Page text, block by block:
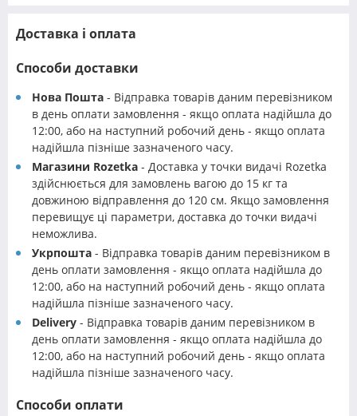
Доставка і оплата
Способи доставки
Нова Пошта - Відправка товарів даним перевізником
в день оплати замовлення - якщо оплата надійшла до
12:00, або на наступний робочий день - якщо оплата
надійшла пізніше зазначеного часу.
Магазини Rozetka - Доставка у точки видачі Rozetka
здійснюється для замовлень вагою до 15 кг та
довжиною відправлення до 120 см. Якщо замовлення
перевищує ці параметри, доставка до точки видачі
неможлива.
Укрпошта - Відправка товарів даним перевізником в
день оплати замовлення - якщо оплата надійшла до
12:00, або на наступний робочий день - якщо оплата
надійшла пізніше зазначеного часу.
Delivery - Відправка товарів даним перевізником в
день оплати замовлення - якщо оплата надійшла до
12:00, або на наступний робочий день - якщо оплата
надійшла пізніше зазначеного часу.
Способи оплати